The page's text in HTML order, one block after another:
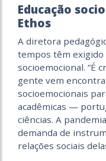
Educação
Ethos
A diretora
tempos têm exigido
socioemo­cional. “É
gente vem
socioemocionais
acadêmicas —
ciências. A
demanda de
relações sociais